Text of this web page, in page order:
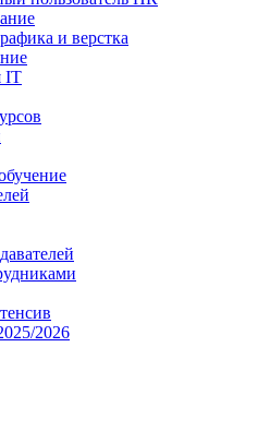
и верстка
IT
2026